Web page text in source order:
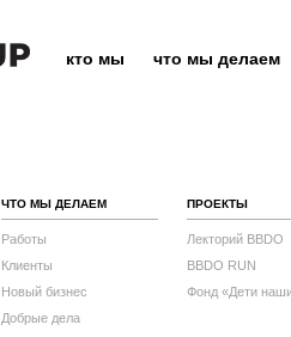
кто мы что мы делаем
ЧТО МЫ ДЕЛАЕМ
Работы
Клиенты
Новый бизнес
Добрые дела
ПРОЕКТЫ
Лекторий BBDO
BBDO RUN
Фонд «Дети